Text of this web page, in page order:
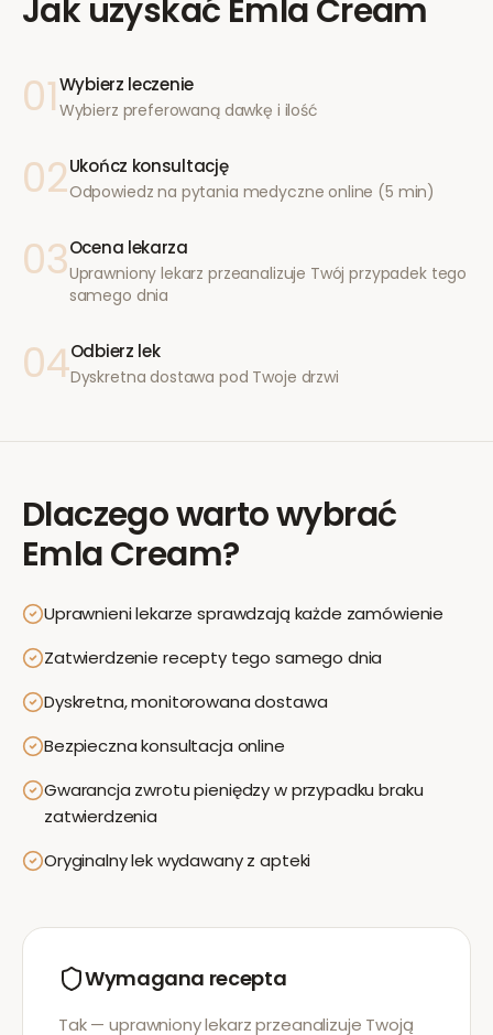
Jak uzyskać Emla Cream
01Wybierz leczenie
Wybierz preferowaną dawkę i ilość
02Ukończ konsultację
Odpowiedz na pytania medyczne online (5 min)
03Ocena lekarza
Uprawniony lekarz przeanalizuje Twój przypadek tego
samego dnia
04Odbierz lek
Dyskretna dostawa pod Twoje drzwi
Dlaczego warto wybrać
Emla Cream?
Uprawnieni lekarze sprawdzają każde zamówienie
Zatwierdzenie recepty tego samego dnia
Dyskretna, monitorowana dostawa
Bezpieczna konsultacja online
Gwarancja zwrotu pieniędzy w przypadku braku
zatwierdzenia
Oryginalny lek wydawany z apteki
Wymagana recepta
Tak — uprawniony lekarz przeanalizuje Twoją